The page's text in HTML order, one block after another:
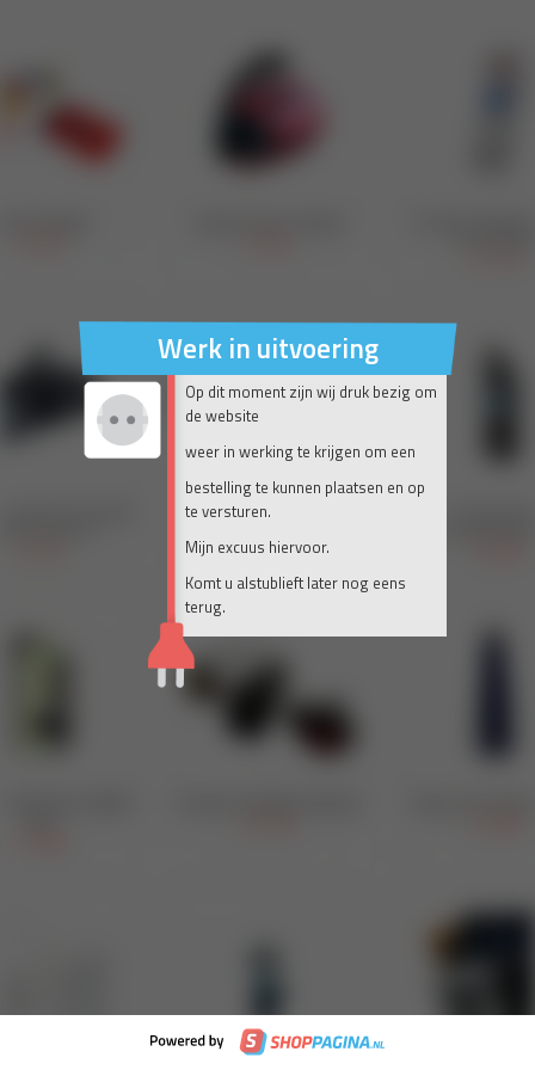
Werk in uitvoering
Op dit moment zijn wij druk bezig om
de website
weer in werking te krijgen om een
bestelling te kunnen plaatsen en op
te versturen.
Mijn excuus hiervoor.
Komt u alstublieft later nog eens
terug.